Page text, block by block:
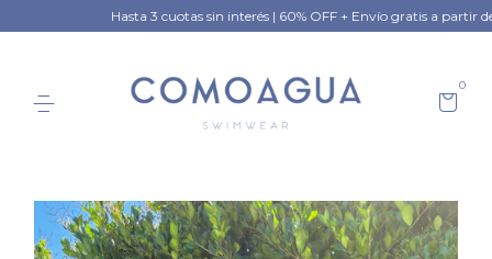
Hasta 3 cuotas sin interés | 60% OFF + Envío gratis a partir de
0